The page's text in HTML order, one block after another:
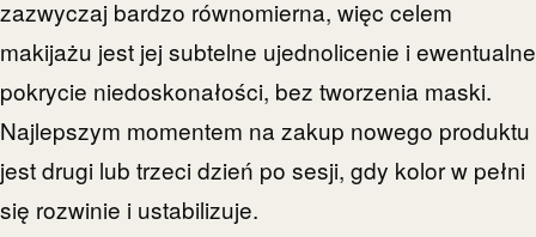
zazwyczaj bardzo równomierna, więc celem
makijażu jest jej subtelne ujednolicenie i ewentualne
pokrycie niedoskonałości, bez tworzenia maski.
Najlepszym momentem na zakup nowego produktu
jest drugi lub trzeci dzień po sesji, gdy kolor w pełni
się rozwinie i ustabilizuje.